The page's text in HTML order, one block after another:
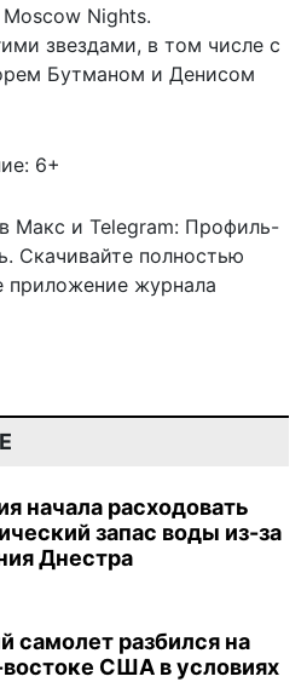
Moscow Nights.
звездами, в том числе с
Бутманом и Денисом
6+
Макс и Telegram: Профиль-
. Скачивайте полностью
приложение журнала
начала расходовать
запас воды из-за
Днестра
самолет разбился на
США в условиях